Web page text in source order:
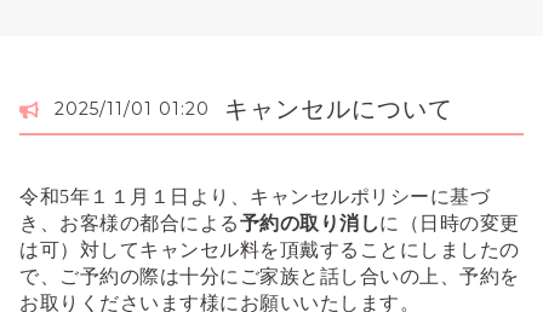
2025/11/01 01:20 キャンセルについて
令和5年１１月１日より、キャンセルポリシーに基づ
き、お客様の都合による予約の取り消しに（日時の変更
は可）対してキャンセル料を頂戴することにしましたの
で、ご予約の際は十分にご家族と話し合いの上、予約を
お取りくださいます様にお願いいたします。